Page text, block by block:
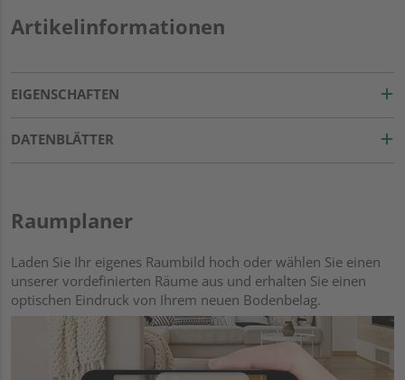
Artikelinformationen
EIGENSCHAFTEN
DATENBLÄTTER
Raumplaner
Laden Sie Ihr eigenes Raumbild hoch oder wählen Sie einen
unserer vordefinierten Räume aus und erhalten Sie einen
optischen Eindruck von Ihrem neuen Bodenbelag.